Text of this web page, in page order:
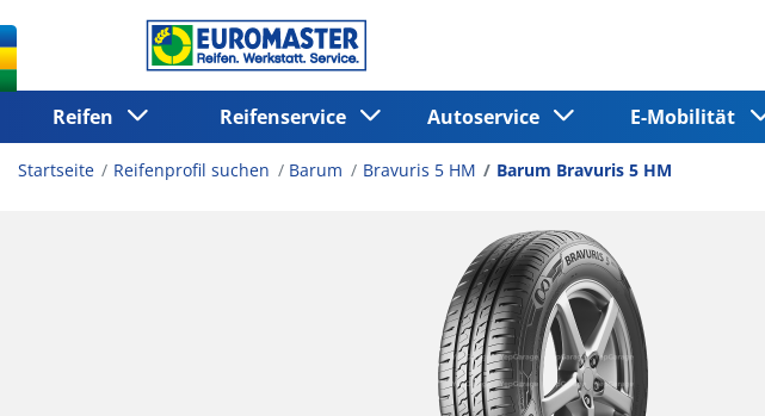
Reifen Reifenservice Autoservice E-Mobilität
Startseite Reifenprofil suchen Barum Bravuris 5 HM Barum Bravuris 5 HM